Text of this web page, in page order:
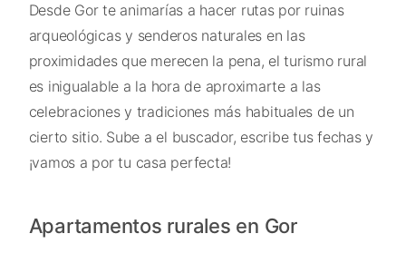
Desde Gor te animarías a hacer rutas por ruinas
arqueológicas y senderos naturales en las
proximidades que merecen la pena, el turismo rural
es inigualable a la hora de aproximarte a las
celebraciones y tradiciones más habituales de un
cierto sitio. Sube a el buscador, escribe tus fechas y
¡vamos a por tu casa perfecta!
Apartamentos rurales en Gor